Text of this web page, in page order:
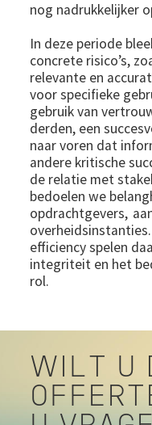
nog nadrukkelijker
In deze periode
concrete risico’s,
relevante en
voor specifieke
gebruik van
derden, een
naar voren dat
andere kritische
de relatie met
bedoelen we
opdrachtgevers,
efficiency spelen
integriteit en het
rol.
WILT U